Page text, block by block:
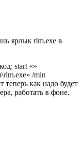
ярлык rlm.exe в
start «»
/min
теперь как надо будет
работать в фоне.